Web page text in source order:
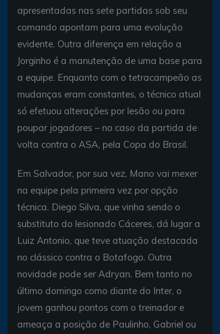
apresentadas nas sete partidas sob seu
comando apontam para uma evolução
evidente. Outra diferença em relação a
Jorginho é a manutenção de uma base para
a equipe. Enquanto com o tetracampeão as
mudanças eram constantes, o técnico atual
só efetuou alterações por lesão ou para
poupar jogadores – no caso da partida de
volta contra o ASA, pela Copa do Brasil.
Em Salvador, por sua vez, Mano vai mexer
na equipe pela primeira vez por opção
técnica. Diego Silva, que vinha sendo o
substituto do lesionado Cáceres, dá lugar a
Luiz Antonio, que teve atuação destacada
no clássico contra o Botafogo. Outra
novidade pode ser Adryan. Bem tanto no
último domingo como diante do Inter, o
jovem ganhou pontos com o treinador e
ameaça a posição de Paulinho, Gabriel ou